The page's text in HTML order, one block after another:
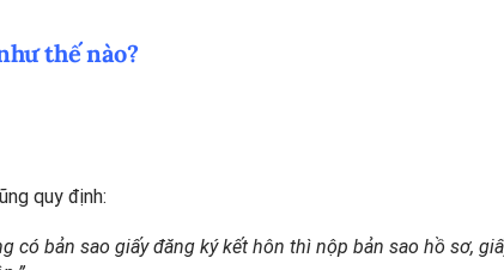
thế nào?
quy định:
có bản sao giấy đăng ký kết hôn thì nộp bản sao hồ sơ,